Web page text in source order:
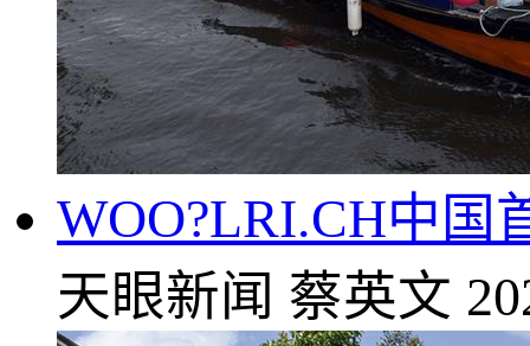
WOO?LRI.CH中国
天眼新闻 蔡英文